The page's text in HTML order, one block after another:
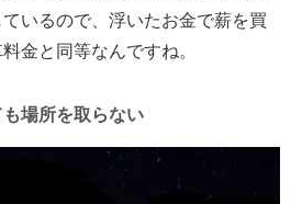
いるので、浮いたお金で薪を買
金と同等なんですね。
場所を取らない